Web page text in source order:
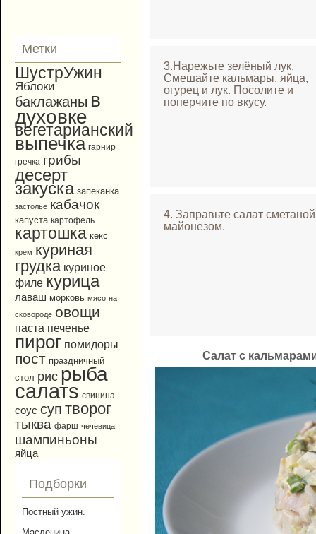
Метки
ШустрУжин
Яблоки
баклажаны в
духовке
вегетарианский
выпечка гарнир
гречка грибы
десерт
закуска запеканка
застолье кабачок
капуста картофель
картошка кекс
крем куриная
грудка куриное
филе курица
лаваш морковь мясо на
сковороде овощи
паста печенье
пирог помидоры
пост праздничный
стол рис рыба
салатs свинина
соус суп творог
тыква фарш чечевица
шампиньоны
яйца
Подборки
Постный ужин.
3.Нарежьте зелёный лук.
Смешайте кальмары, яйца,
огурец и лук. Посолите и
поперчите по вкусу.
4. Заправьте салат
майонезом.
Салат с